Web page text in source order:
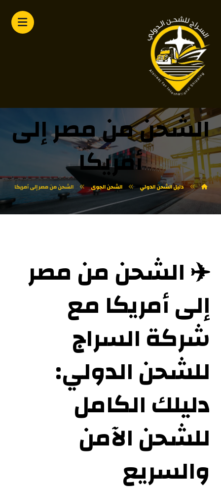
الشحن من مصر إلى
أمريكا
دليل الشحن الدولي الشحن الجوى الشحن من مصر إلى أمريكا
✈️ الشحن من مصر
إلى أمريكا مع
شركة السراج
للشحن الدولي:
دليلك الكامل
للشحن الآمن
والسريع